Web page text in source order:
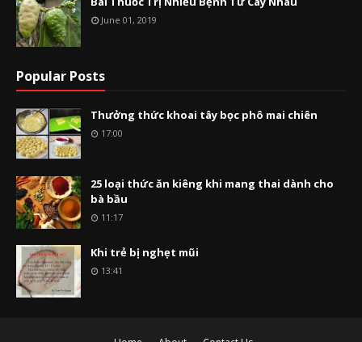
June 01, 2019
Popular Posts
Thưởng thức khoai tây bọc phô mai chiên
17:00
25 loại thức ăn kiêng khi mang thai dành cho
bà bầu
11:17
Khi trẻ bị nghẹt mũi
13:41